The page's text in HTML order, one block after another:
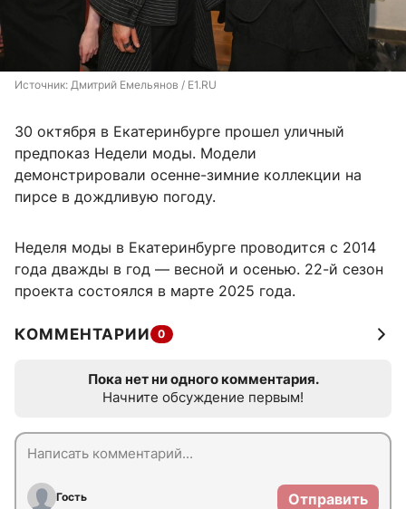
Источник: Дмитрий Емельянов / E1.RU
30 октября в Екатеринбурге прошел уличный
предпоказ Недели моды. Модели
демонстрировали осенне-зимние коллекции на
пирсе в дождливую погоду.
Неделя моды в Екатеринбурге проводится с 2014
года дважды в год — весной и осенью. 22-й сезон
проекта состоялся в марте 2025 года.
КОММЕНТАРИИ 0
Пока нет ни одного комментария.
Начните обсуждение первым!
Гость Отправить